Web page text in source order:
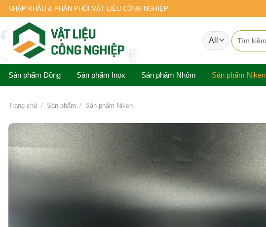
Skip
to
content
NHẬP KHẨU & PHÂN PHỐI VẬT LIỆU CÔNG NGHIỆP
Tìm
kiếm:
Sản phẩm Đồng Sản phẩm Inox Sản phẩm Nhôm Sản phẩm Niken
Trang chủ / Sản phẩm / Sản phẩm Niken